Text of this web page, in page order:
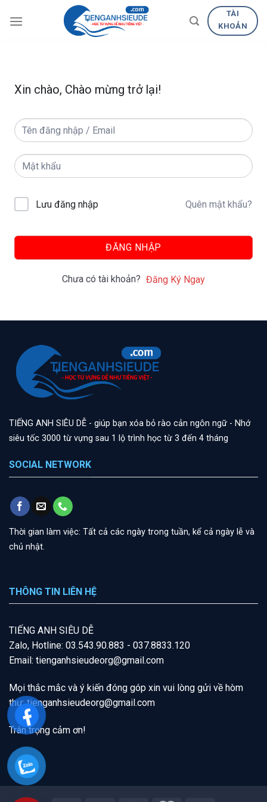
TÀI
KHOẢN
Xin chào, Chào mừng trở lại!
Lưu đăng nhập Quên mật khẩu?
ĐĂNG NHẬP
Chưa có tài khoản? Đăng Ký Ngay
TIẾNG ANH SIÊU DỄ - giúp bạn xóa bỏ rào cản ngôn ngữ - Nhớ
siêu tốc 3000 từ vựng sau 1 lộ trình học từ 3 đến 4 tháng
SOCIAL NETWORK
Thời gian làm việc: Tất cả các ngày trong tuần, kể cả ngày lễ và
chủ nhật.
THÔNG TIN LIÊN HỆ
T IẾNG ANH SIÊU DỄ
Zalo, Hotline: 03.543.90.883 - 037.8833.120
Email: tienganhsieudeorg@gmail.com
Mọi thắc mắc và ý kiến đóng góp xin vui lòng gửi về hòm
thư:tienganhsieudeorg@gmail .com
Trân trọng cảm ơn!